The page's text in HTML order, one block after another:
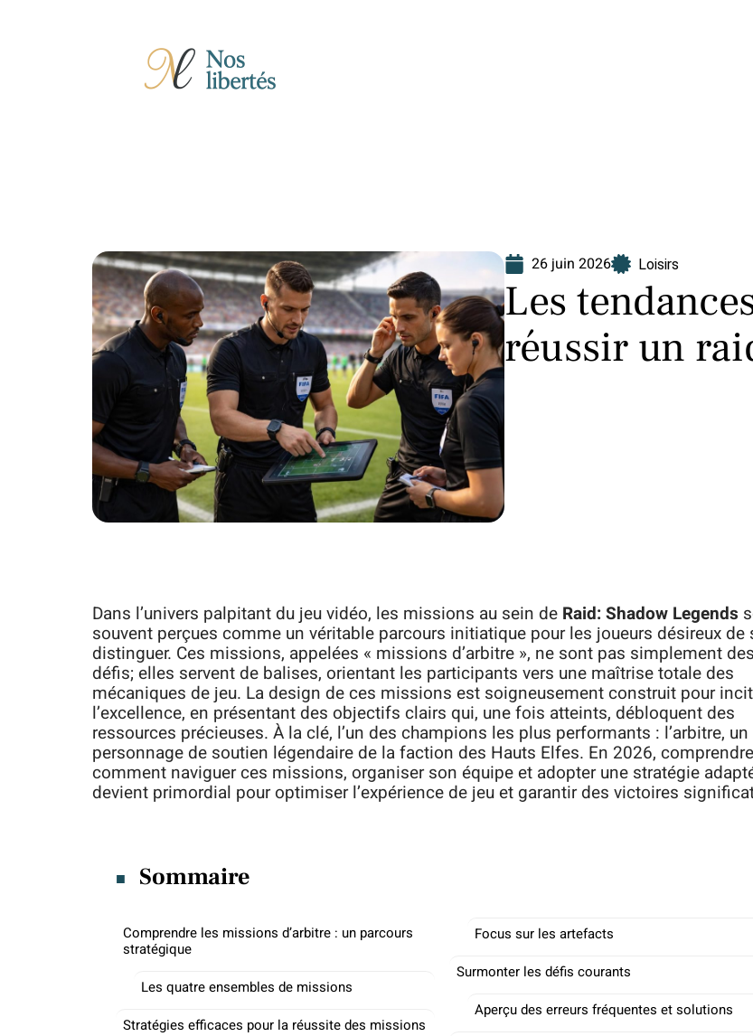
26 juin 2026 Loisirs
Les
réussir un
Dans l’univers palpitant du jeu vidéo, les missions au sein de Raid: Shadow Legends
souvent perçues comme un véritable parcours initiatique pour les joueurs désireux de
distinguer. Ces missions, appelées « missions d’arbitre », ne sont pas simplement des
défis; elles servent de balises, orientant les participants vers une maîtrise totale des
mécaniques de jeu. La design de ces missions est soigneusement construit pour
l’excellence, en présentant des objectifs clairs qui, une fois atteints, débloquent des
ressources précieuses. À la clé, l’un des champions les plus performants : l’arbitre, un
personnage de soutien légendaire de la faction des Hauts Elfes. En 2026, comprendre
comment naviguer ces missions, organiser son équipe et adopter une stratégie
devient primordial pour optimiser l’expérience de jeu et garantir des victoires
Sommaire
Comprendre les missions d’arbitre : un parcours
stratégique
Les quatre ensembles de missions
Stratégies efficaces pour la réussite des missions
Focus sur les artefacts
Surmonter les défis courants
Aperçu des erreurs fréquentes et solutions